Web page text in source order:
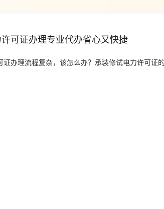
可证办理专业代办省心又快捷
证办理流程复杂，该怎么办？承装修试电力许可证